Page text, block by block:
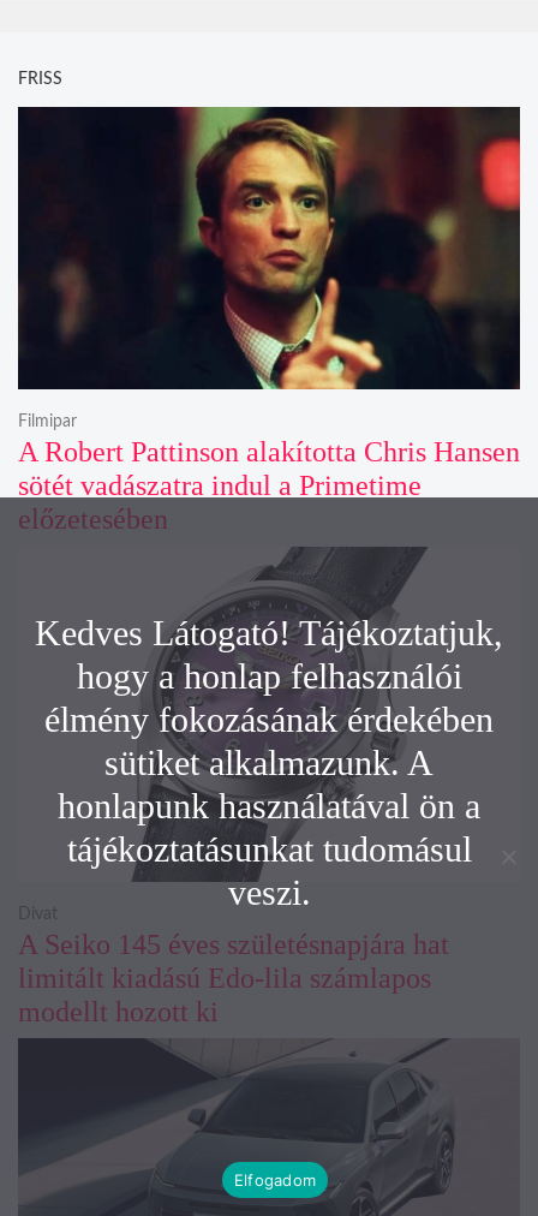
FRISS
A Robert Pattinson alakította Chris Hansen
sötét vadászatra indul a Primetime
előzetesében
Filmipar
A Seiko 145 éves születésnapjára hat
limitált kiadású Edo-lila számlapos
modellt hozott ki
Divat
Kedves Látogató! Tájékoztatjuk,
hogy a honlap felhasználói
élmény fokozásának érdekében
sütiket alkalmazunk. A
honlapunk használatával ön a
tájékoztatásunkat tudomásul
veszi.
Elfogadom